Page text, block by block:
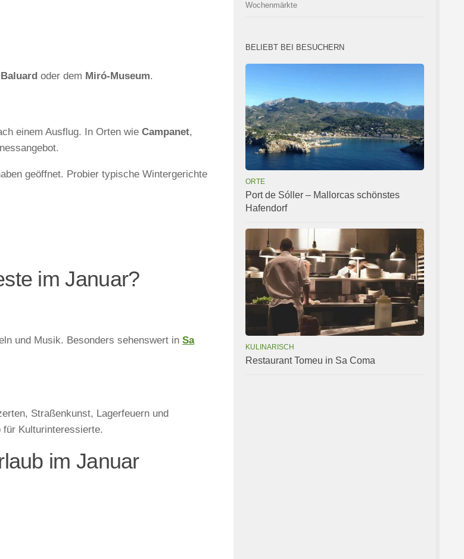
oder dem Miró-Museum.
einem Ausflug. In Orten wie Campanet,
geöffnet. Probier typische Wintergerichte
im Januar?
und Musik. Besonders sehenswert in Sa
Straßenkunst, Lagerfeuern und
für Kulturinteressierte.
im Januar
Wochenmärkte
BELIEBT BEI BESUCHERN
ORTE
Port de Sóller – Mallorcas schönstes
Hafendorf
KULINARISCH
Restaurant Tomeu in Sa Coma